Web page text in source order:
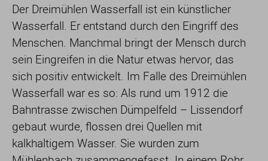
Der Dreimühlen Wasserfall ist ein künstlicher
Wasserfall. Er entstand durch den Eingriff des
Menschen. Manchmal bringt der Mensch durch
sein Eingreifen in die Natur etwas hervor, das
sich positiv entwickelt. Im Falle des Dreimühlen
Wasserfall war es so: Als rund um 1912 die
Bahntrasse zwischen Dümpelfeld – Lissendorf
gebaut wurde, flossen drei Quellen mit
kalkhaltigem Wasser. Sie wurden zum